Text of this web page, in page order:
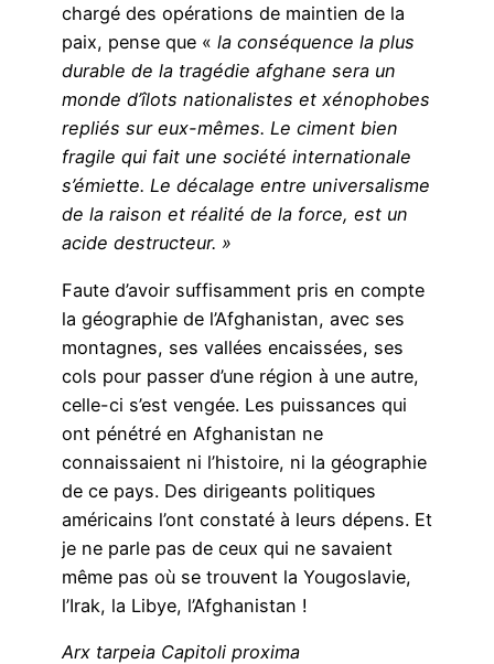
chargé des opérations de maintien de la
paix, pense que « la conséquence la plus
durable de la tragédie afghane sera un
monde d’îlots nationalistes et xénophobes
repliés sur eux-mêmes. Le ciment bien
fragile qui fait une société internationale
s’émiette. Le décalage entre universalisme
de la raison et réalité de la force, est un
acide destructeur. »
Faute d’avoir suffisamment pris en compte
la géographie de l’Afghanistan, avec ses
montagnes, ses vallées encaissées, ses
cols pour passer d’une région à une autre,
celle-ci s’est vengée. Les puissances qui
ont pénétré en Afghanistan ne
connaissaient ni l’histoire, ni la géographie
de ce pays. Des dirigeants politiques
américains l’ont constaté à leurs dépens. Et
je ne parle pas de ceux qui ne savaient
même pas où se trouvent la Yougoslavie,
l’Irak, la Libye, l’Afghanistan !
Arx tarpeia Capitoli proxima